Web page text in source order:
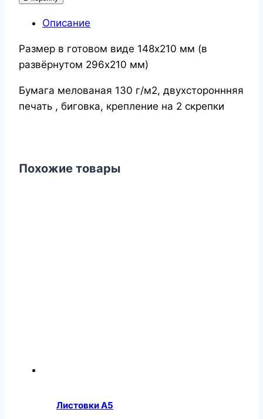
Описание
Размер в готовом виде 148х210 мм (в
развёрнутом 296х210 мм)
Бумага мелованая 130 г/м2, двухстороннняя
печать , биговка, крепление на 2 скрепки
Похожие товары
Листовки А5